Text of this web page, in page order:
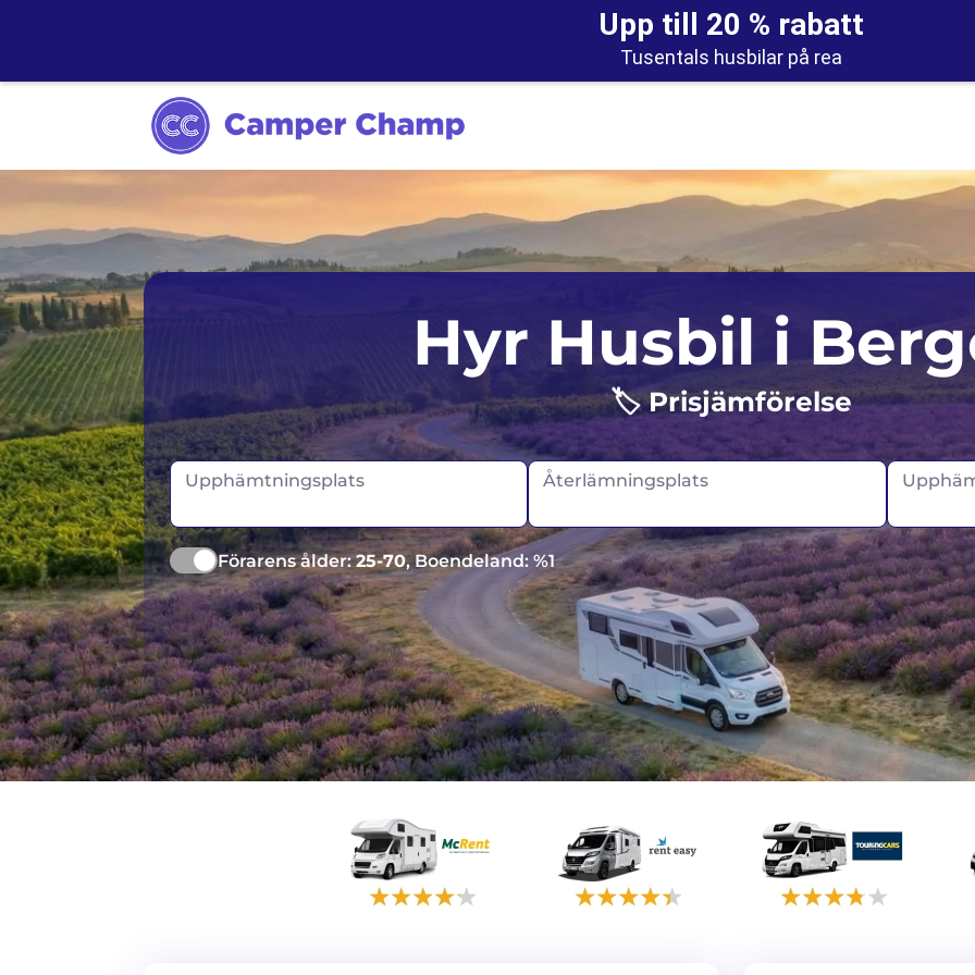
Upp till 20 % rabatt
Tusentals husbilar på rea
Melbourne
Tasmanien
Christchurch
Portugal
Skottland
Hyr Husbil i
🏷️ Prisjämförelse
Upphämtningsplats Återlämningsplats
Förarens ålder:25-70, Boendeland: %1